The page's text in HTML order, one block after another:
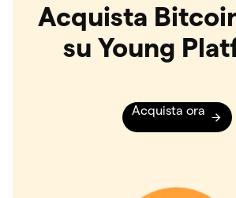
Acquista
su Young
Acquista ora